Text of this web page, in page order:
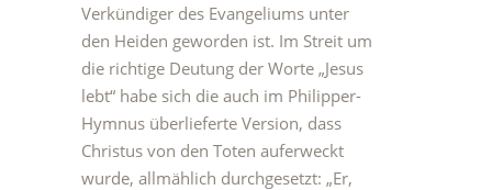
Verkündiger des Evangeliums unter
den Heiden geworden ist. Im Streit um
die richtige Deutung der Worte „Jesus
lebt“ habe sich die auch im Philipper-
Hymnus überlieferte Version, dass
Christus von den Toten auferweckt
wurde, allmählich durchgesetzt: „Er,